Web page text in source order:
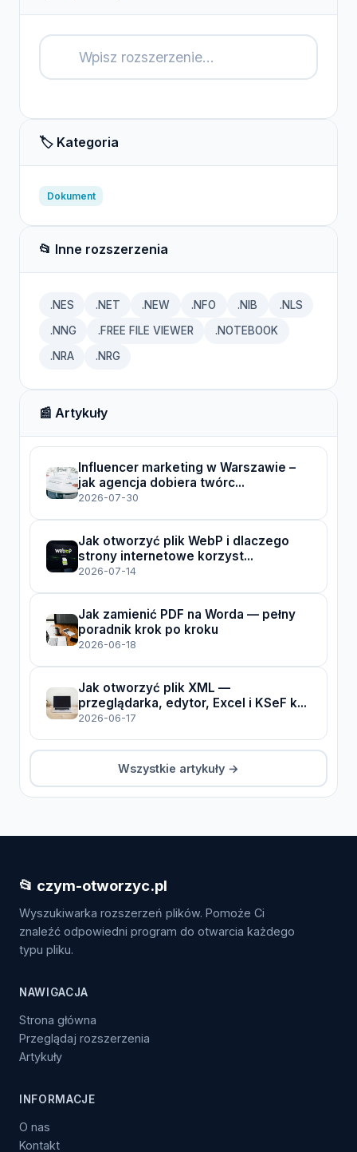
🏷️ Kategoria
Dokument
📂 Inne rozszerzenia
.NES .NET .NEW .NFO .NIB .NLS
.NNG .FREE FILE VIEWER .NOTEBOOK
.NRA .NRG
📰 Artykuły
Influencer marketing w Warszawie –
jak agencja dobiera twórc...
2026-07-30
Jak otworzyć plik WebP i dlaczego
strony internetowe korzyst...
2026-07-14
Jak zamienić PDF na Worda — pełny
poradnik krok po kroku
2026-06-18
Jak otworzyć plik XML —
przeglądarka, edytor, Excel i KSeF k...
2026-06-17
Wszystkie artykuły →
📂 czym-otworzyc.pl
Wyszukiwarka rozszerzeń plików. Pomoże Ci
znaleźć odpowiedni program do otwarcia każdego
typu pliku.
NAWIGACJA
Strona główna
Przeglądaj rozszerzenia
Artykuły
INFORMACJE
O nas
Kontakt